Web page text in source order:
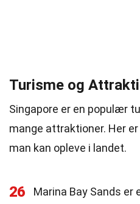
Turisme og
Singapore er en populær
mange attraktioner. Her
man kan opleve i landet.
26
Marina Bay Sands er